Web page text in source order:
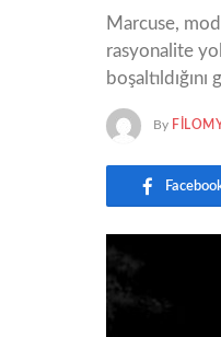
Marcuse,
rasyonalite
boşaltıldığını
By